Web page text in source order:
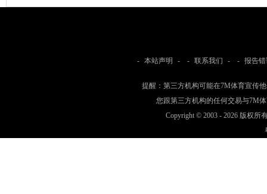
- 本站声明 - - 联系我们 - - 报告
提醒：第三方机构可能在7M体育宣传
您跟第三方机构的任何交易与7M
Copyright © 2003 - 2026 版权所